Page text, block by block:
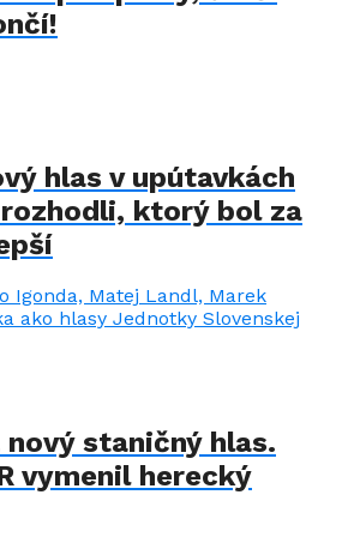
hlas v upútavkách
rozhodli, ktorý bol za
staničný hlas.
vymenil herecký